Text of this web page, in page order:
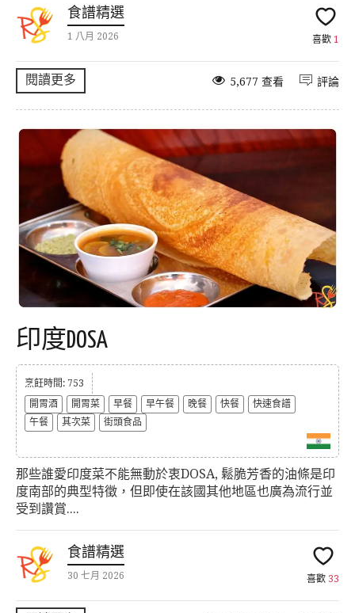
食譜精選
1 八月 2026 喜歡 1
閱讀更多 評論
5,677 查看
印度DOSA
烹飪時間: 753
開胃酒
開胃菜 早餐 早午餐 晚餐 快餐
快速食譜
午餐
其次菜 街頭食品
那些誰愛印度菜不能無動於衷DOSA, 鬆脆芳香的油條是印
度南部的典型特徵，但即使在該國其他地區也廣為流行並
受到讚賞....
食譜精選
30 七月 2026 喜歡 33